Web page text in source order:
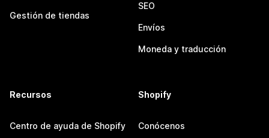
Gestión de tiendas
SEO
Envíos
Moneda y traducción
Recursos
Centro de ayuda de Shopify
Shopify
Conócenos